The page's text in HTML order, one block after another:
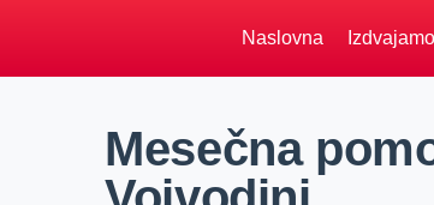
Naslovna Izdvajamo
Mesečna